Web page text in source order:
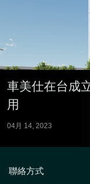
車美仕在台成
用
04月 14, 2023
聯絡方式